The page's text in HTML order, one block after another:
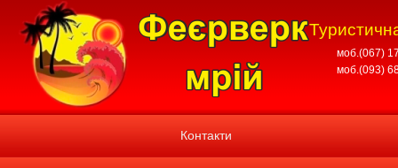
моб.(067)
моб.(093)
Контакти